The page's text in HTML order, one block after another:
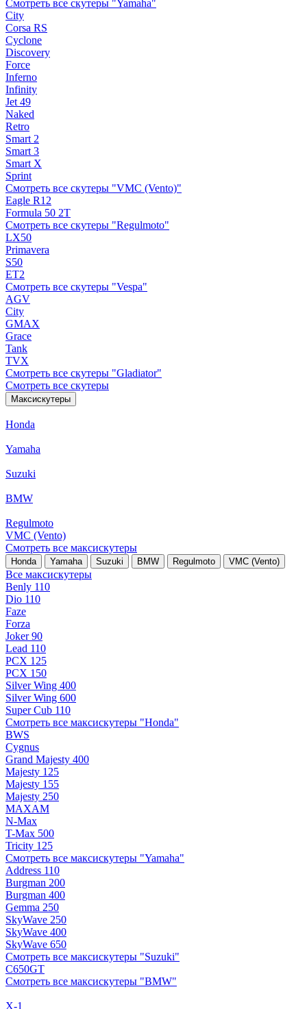
Смотреть все скутеры "Yamaha"
City
Corsa RS
Cyclone
Discovery
Force
Inferno
Infinity
Jet 49
Naked
Retro
Smart 2
Smart 3
Smart X
Sprint
Смотреть все скутеры "VMC (Vento)"
Eagle R12
Formula 50 2Т
Смотреть все скутеры "Regulmoto"
LX50
Primavera
S50
ET2
Смотреть все скутеры "Vespa"
AGV
City
GMAX
Grace
Tank
TVX
Смотреть все скутеры "Gladiator"
Смотреть все скутеры
Максискутеры
Honda
Yamaha
Suzuki
BMW
Regulmoto
VMC (Vento)
Смотреть все максискутеры
Honda Yamaha Suzuki BMW Regulmoto VMC (Vento)
Все максискутеры
Benly 110
Dio 110
Faze
Forza
Joker 90
Lead 110
PCX 125
PCX 150
Silver Wing 400
Silver Wing 600
Super Cub 110
Смотреть все максискутеры "Honda"
BWS
Cygnus
Grand Majesty 400
Majesty 125
Majesty 155
Majesty 250
MAXAM
N-Max
T-Max 500
Tricity 125
Смотреть все максискутеры "Yamaha"
Address 110
Burgman 200
Burgman 400
Gemma 250
SkyWave 250
SkyWave 400
SkyWave 650
Смотреть все максискутеры "Suzuki"
C650GT
Смотреть все максискутеры "BMW"
X-1